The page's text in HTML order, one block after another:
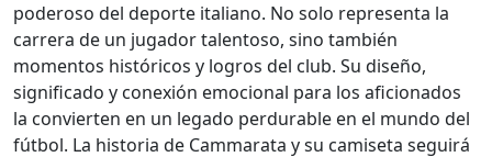
poderoso del deporte italiano. No solo representa la
carrera de un jugador talentoso, sino también
momentos históricos y logros del club. Su diseño,
significado y conexión emocional para los aficionados
la convierten en un legado perdurable en el mundo del
fútbol. La historia de Cammarata y su camiseta seguirá